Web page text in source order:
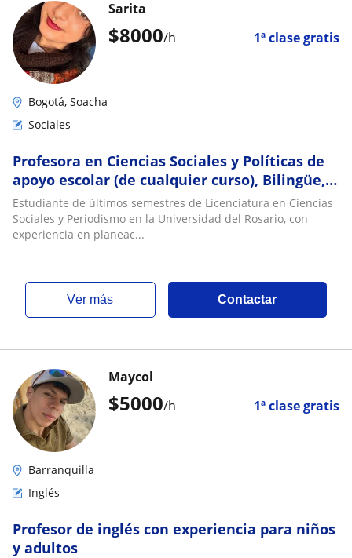
$8000/h 1ª clase gratis
Sarita
Bogotá, Soacha
Sociales
Profesora en Ciencias Sociales y Políticas de
apoyo escolar (de cualquier curso), Bilingüe,
énfasis en discapacidad
Estudiante de últimos semestres de Licenciatura en Ciencias
Sociales y Periodismo en la Universidad del Rosario, con
experiencia en planeac...
ver más Contactar
$5000/h 1ª clase gratis
Maycol
Barranquilla
Inglés
Profesor de inglés con experiencia para niños
y adultos